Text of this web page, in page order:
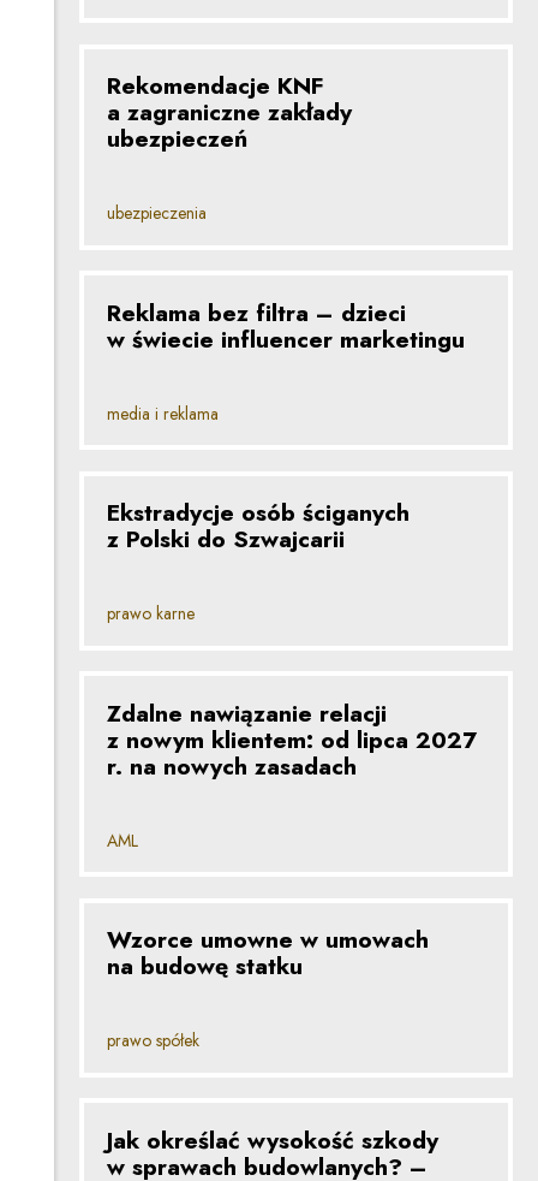
Rekomendacje KNF
a zagraniczne zakłady
ubezpieczeń
ubezpieczenia
Reklama bez filtra – dzieci
w świecie influencer marketingu
media i reklama
Ekstradycje osób ściganych
z Polski do Szwajcarii
prawo karne
Zdalne nawiązanie relacji
z nowym klientem: od lipca 2027
r. na nowych zasadach
AML
Wzorce umowne w umowach
na budowę statku
prawo spółek
Jak określać wysokość szkody
w sprawach budowlanych? –